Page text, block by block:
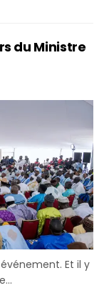
du Ministre
Et il y